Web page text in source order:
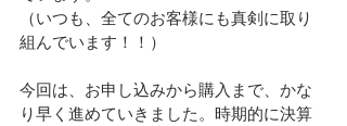
（いつも、全てのお客様にも真剣に取り
組んでいます！！）
今回は、お申し込みから購入まで、かな
り早く進めていきました。時期的に決算